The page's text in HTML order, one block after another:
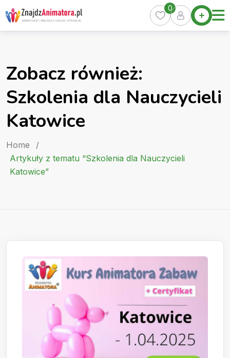
Skip
to
content
Home
Oferty
Kurs
0
Zobacz również:
Szkolenia dla Nauczycieli
Katowice
Home
/
Artykuły z tematu “Szkolenia dla Nauczycieli
Katowice”